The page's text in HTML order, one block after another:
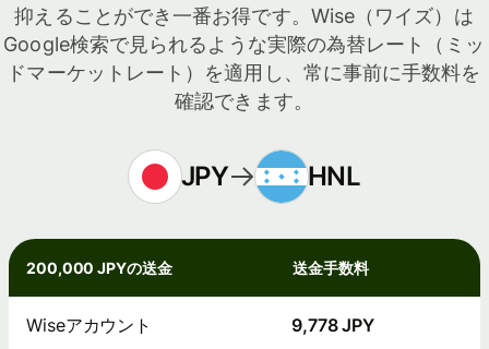
抑えることができ一番お得です。Wise（ワイズ）は
Google検索で見られるような実際の為替レート（ミッ
ドマーケットレート）を適用し、常に事前に手数料を
確認できます。
JPY HNL
200,000 JPYの送金 送金手数料
Wiseアカウント 9,778 JPY